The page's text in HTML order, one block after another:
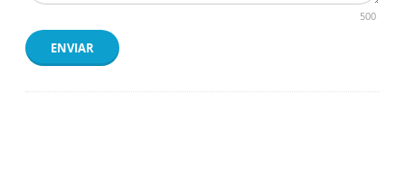
500
ENVIAR